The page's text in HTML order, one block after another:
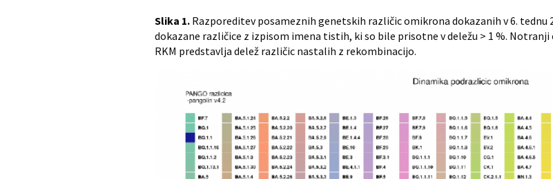
Slika 1. Razporeditev posameznih genetskih različic omikrona dokazanih v 6. tednu
dokazane različice z izpisom imena tistih, ki so bile prisotne v deležu > 1 %.
RKM predstavlja delež različic nastalih z rekombinacijo.